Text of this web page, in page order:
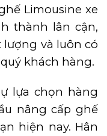
Limousine xe
thành lân cận,
lượng và luôn có
khách hàng.
lựa chọn hàng
nâng cấp ghế
hiện nay. Hân